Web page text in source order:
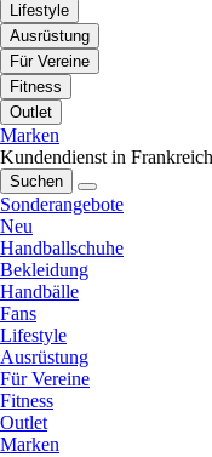
Lifestyle
Ausrüstung
Für Vereine
Fitness
Outlet
Marken
Kundendienst in Frankreich
Suchen
Sonderangebote
Neu
Handballschuhe
Bekleidung
Handbälle
Fans
Lifestyle
Ausrüstung
Für Vereine
Fitness
Outlet
Marken